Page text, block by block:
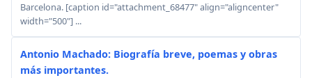
Barcelona. [caption id="attachment_68477" align="aligncenter"
width="500"] ...
Antonio Machado: Biografía breve, poemas y obras
más importantes.